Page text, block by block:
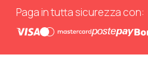
Paga in tutta sicurezza con: